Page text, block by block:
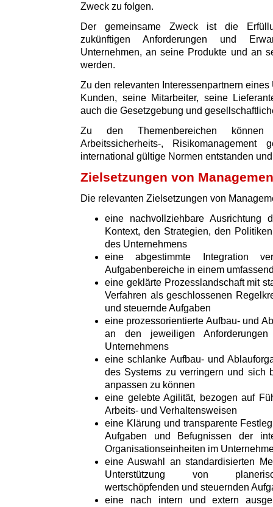
Zweck zu folgen.
Der gemeinsame Zweck ist die
zukünftigen Anforderungen und
Unternehmen, an seine Produkte und an
werden.
Zu den relevanten Interessenpartnern
Kunden, seine Mitarbeiter, seine
auch die Gesetzgebung und
Zu den Themenbereichen
Arbeitssicherheits-,
international gültige Normen entstanden
Zielsetzungen von
Die relevanten Zielsetzungen von
eine nachvollziehbare Ausrichtung
Kontext, den Strategien, den
des Unternehmens
eine abgestimmte Integration
Aufgabenbereiche in einem
eine geklärte Prozesslandschaft mit
Verfahren als geschlossenen
und steuernde Aufgaben
eine prozessorientierte Aufbau- und
an den jeweiligen
Unternehmens
eine schlanke Aufbau- und
des Systems zu verringern und sich
anpassen zu können
eine gelebte Agilität, bezogen auf
Arbeits- und Verhaltensweisen
eine Klärung und transparente
Aufgaben und Befugnissen der
Organisationseinheiten im
eine Auswahl an standardisierten
Unterstützung von
wertschöpfenden und steuernden
eine nach intern und extern